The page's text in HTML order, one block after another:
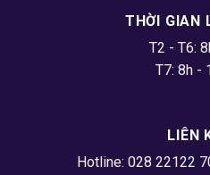
THỜI GIAN
T2 - T6:
T7: 8h -
LIÊN
Hotline: 028 22122